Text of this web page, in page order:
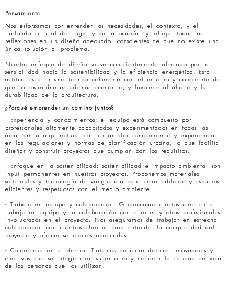
Pensamiento
Nos esforzamos por entender las necesidades, el contexto, y el
trasfondo cultural del lugar y de la ocasión, y reflejar todas las
reflexiones en un diseño adecuado, conscientes de que no existe una
única solución al problema.
Nuestro enfoque de diseño se ve conscientemente afectado por la
sensibilidad hacia la sostenibilidad y la eficiencia energética. Esta
actitud es al mismo tiempo coherente con el entorno y consciente de
que lo sostenible es además económio, y favorece al ahorro y la
durabilidad de la arquitectura.
¿Porqué emprender un camino juntos?
- Experiencia y conocimientos: el equipo está compuesto por
profesionales altamente capacitados y experimentados en todas las
áreas de la arquitectura, con un amplio conocimiento y experiencia
en las regulaciones y normas de planificación urbana, lo que facilita
diseñar y construir proyectos que cumplan con los requisitos.
- Enfoque en la sostenibilidad: sostenibilidad e impacto ambiental son
input permanentes en nuestros proyectos. Proponemos materiales
sostenibles y tecnología de vanguardia para crear edificios y espacios
eficientes y respetuosos con el medio ambiente.
- Trabajo en equipo y colaboración: Giudecca-arquitectos cree en el
trabajo en equipo y la colaboración con clientes y otros profesionales
involucrados en el proyecto. Nos aseguramos de trabajar en estrecha
colaboración con nuestros clientes para entender la complejidad del
proyecto y ofrecer soluciones adecuadas.
- Coherencia en el diseño: Tratamos de crear diseños innovadores y
creativos que se integren en su entorno y mejoren la calidad de vida
de las personas que los utilizan.